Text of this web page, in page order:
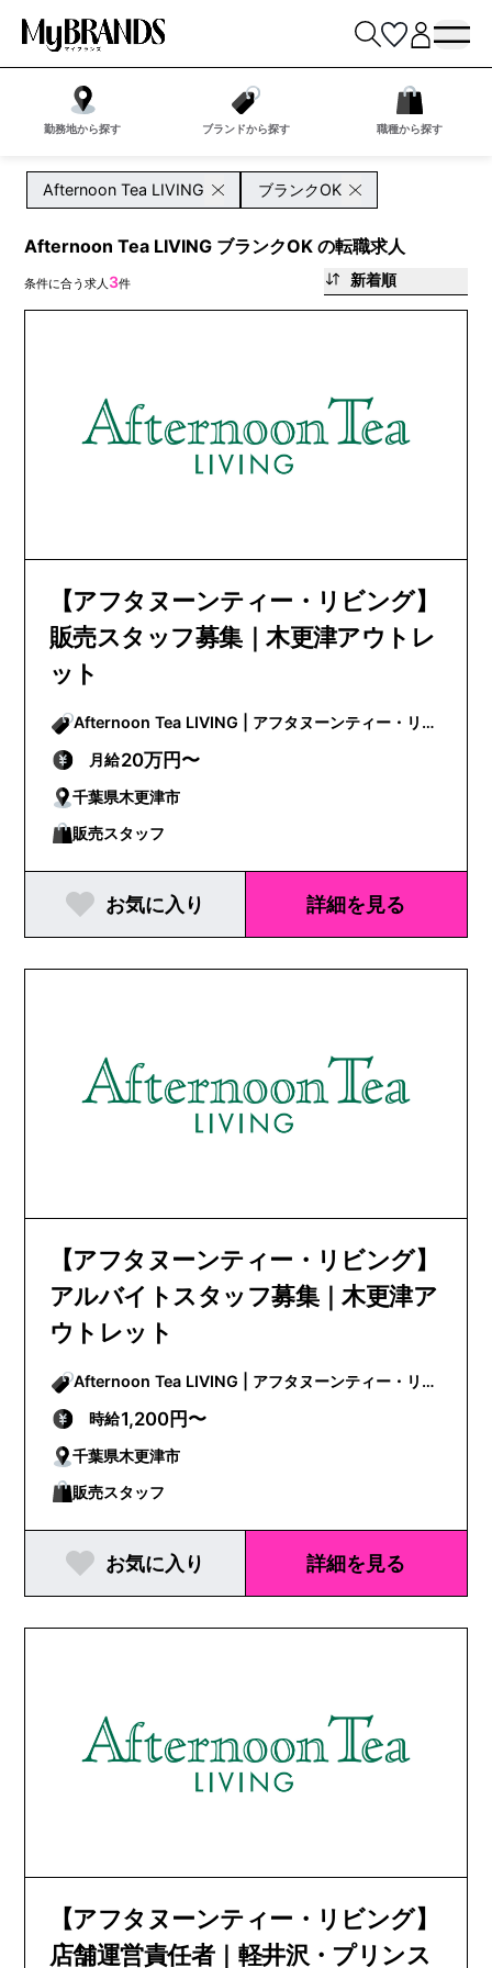
勤務地から探す ブランドから探す 職種から探す
Afternoon Tea LIVING ブランクOK
Afternoon Tea LIVING ブランクOK の転職求人
条件に合う求人 3件 新着順
【アフタヌーンティー・リビング】
販売スタッフ募集｜木更津アウトレ
ット
Afternoon Tea LIVING | アフタヌーンティー・リビ
ング月給20万円〜
千葉県木更津市
販売スタッフ
お気に入り 詳細を見る
【アフタヌーンティー・リビング】
アルバイトスタッフ募集｜木更津ア
ウトレット
Afternoon Tea LIVING | アフタヌーンティー・リビ
ング
時給1,200円〜
千葉県木更津市
販売スタッフ
お気に入り 詳細を見る
【アフタヌーンティー・リビング】
店舗運営責任者｜軽井沢・プリンス